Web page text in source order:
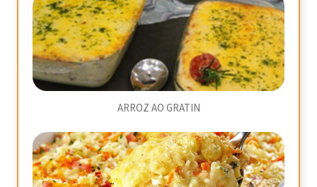
ARROZ AO GRATIN